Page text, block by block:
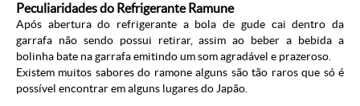
Peculiaridades do Refrigerante Ramune
Após abertura do refrigerante a bola de gude cai dentro da
garrafa não sendo possui retirar, assim ao beber a bebida a
bolinha bate na garrafa emitindo um som agradável e prazeroso.
Existem muitos sabores do ramone alguns são tão raros que só é
possível encontrar em alguns lugares do Japão.